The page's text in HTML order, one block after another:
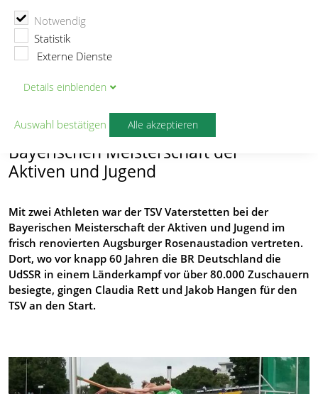
Notwendig
Statistik
Externe Dienste
Details einblenden
Auswahl bestätigen Alle akzeptieren
TSV Vaterstetten e.V.
Kleines Team – großer Erfolg
Kleines Team – großer Erfolg
Der TSV Vaterstetten bei der
Bayerischen Meisterschaft der
Aktiven und Jugend
Mit zwei Athleten war der TSV Vaterstetten bei der
Bayerischen Meisterschaft der Aktiven und Jugend im
frisch renovierten Augsburger Rosenaustadion vertreten.
Dort, wo vor knapp 60 Jahren die BR Deutschland die
UdSSR in einem Länderkampf vor über 80.000 Zuschauern
besiegte, gingen Claudia Rett und Jakob Hangen für den
TSV an den Start.